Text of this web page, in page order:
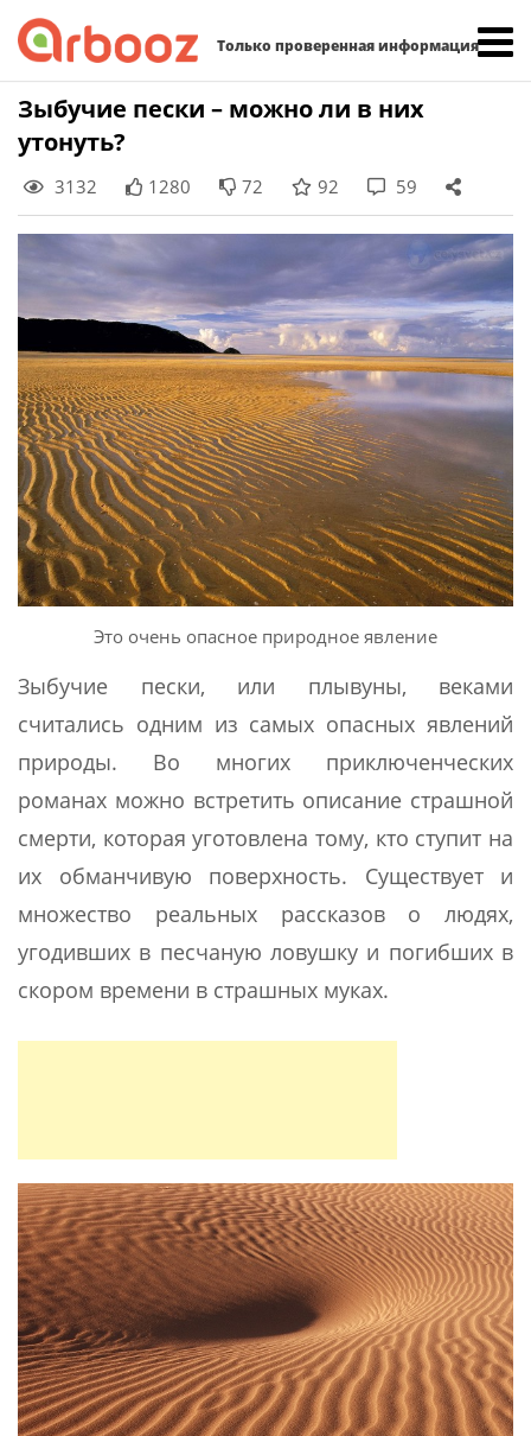
Только проверенная информация
Skip
content
Зыбучие пески – можно ли в них
утонуть?
3132 1280 72 92 59
Это очень опасное природное явление
Зыбучие пески, или плывуны, веками
считались одним из самых опасных явлений
природы. Во многих приключенческих
романах можно встретить описание страшной
смерти, которая уготовлена тому, кто ступит на
их обманчивую поверхность. Существует и
множество реальных рассказов о людях,
угодивших в песчаную ловушку и погибших в
скором времени в страшных муках.
Найти: